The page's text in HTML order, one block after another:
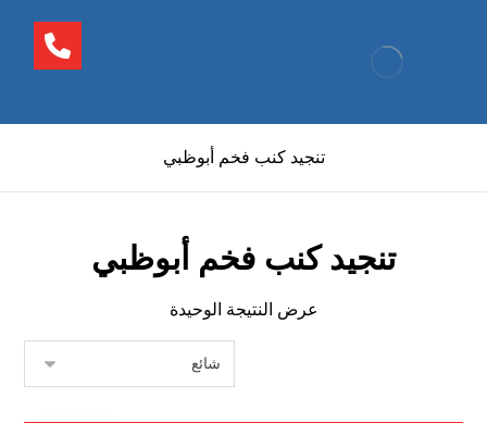
تنجيد كنب فخم أبوظبي
تنجيد كنب فخم أبوظبي
عرض النتيجة الوحيدة